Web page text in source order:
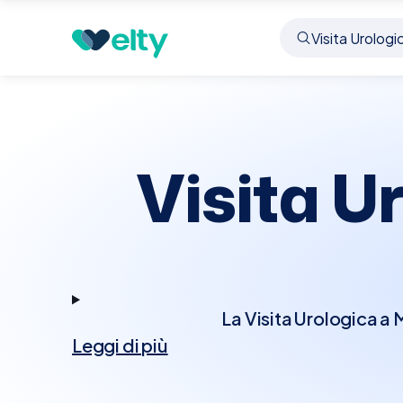
Prenota visita Montecchio
Visita
La Visita Urologica a
Leggi di più